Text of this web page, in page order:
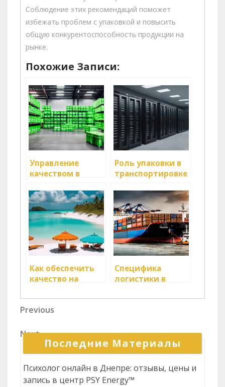
Соблюдение этих рекомендаций поможет
избежать проблем с упаковкой и повысить
общую конкурентоспособность продукции на
рынке.
Похожие Записи:
Управление
качеством в
доставки товаров
Роль упаковки в
транспортировке
Как обеспечить
качество на
Специфика
логистики в
секторе
Навигация
по
записям
Previous
Previous
Next
Post
Next
Последние Материалы
Психолог онлайн в Днепре: отзывы, цены и
запись в центр PSY Energy™